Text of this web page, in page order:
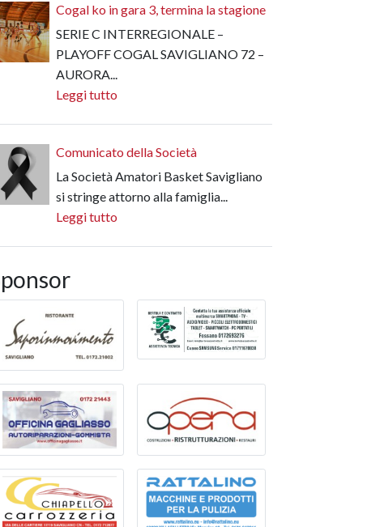
Cogal ko in gara 3, termina la stagione
SERIE C INTERREGIONALE –
PLAYOFF COGAL SAVIGLIANO 72 –
AURORA...
Leggi tutto
Comunicato della Società
La Società Amatori Basket Savigliano
si stringe attorno alla famiglia...
Leggi tutto